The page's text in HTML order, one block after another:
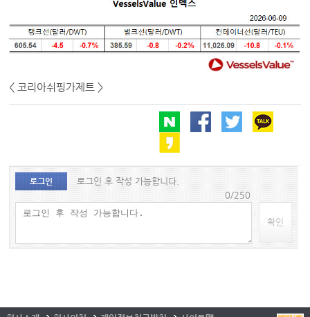
< 코리아쉬핑가제트 >
로그인
로그인 후 작성 가능합니다.
0/250
확인